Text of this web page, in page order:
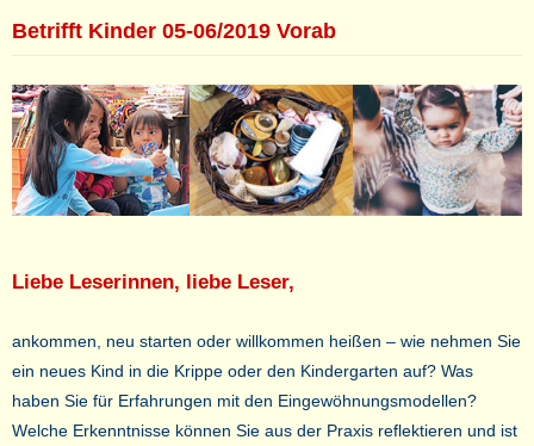
Betrifft Kinder 05-06/2019 Vorab
Liebe Leserinnen, liebe Leser,
ankommen, neu starten oder willkommen heißen – wie nehmen Sie
ein neues Kind in die Krippe oder den Kindergarten auf? Was
haben Sie für Erfahrungen mit den Eingewöhnungsmodellen?
Welche Erkenntnisse können Sie aus der Praxis reflektieren und ist